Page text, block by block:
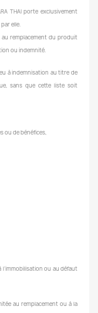
THAI porte exclusivement
elle.
remplacement du produit
ou indemnité.
à indemnisation au titre de
sans que cette liste soit
ou de bénéfices,
ou au défaut
au remplacement ou à la